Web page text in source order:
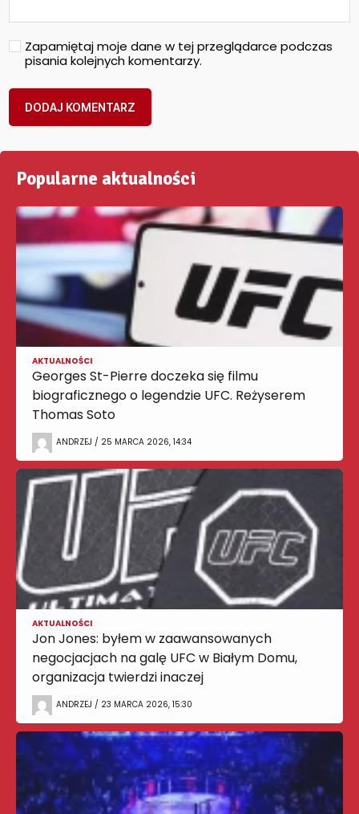
Zapamiętaj moje dane w tej przeglądarce podczas
pisania kolejnych komentarzy.
Popularne aktualności
AKTUALNOŚCI
Georges St-Pierre doczeka się filmu
biograficznego o legendzie UFC. Reżyserem
Thomas Soto
ANDRZEJ / 25 MARCA 2026, 14:34
AKTUALNOŚCI
Jon Jones: byłem w zaawansowanych
negocjacjach na galę UFC w Białym Domu,
organizacja twierdzi inaczej
ANDRZEJ / 23 MARCA 2026, 15:30